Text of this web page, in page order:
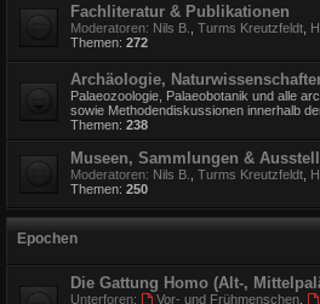
Fachliteratur & Publikationen
Moderatoren: Nils B. Turms Kreutzfeldt
Themen: 272
Archäologie,
Palaeozoologie, Palaeobotanik und alle
sowie Methodendiskussionen innerhalb
Themen: 238
Museen, Sammlungen &
Moderatoren: Nils B. Turms Kreutzfeldt
Themen: 250
Epochen
Die Gattung Homo (Alt-,
Unterforen: Vor- und Frühmenschen,